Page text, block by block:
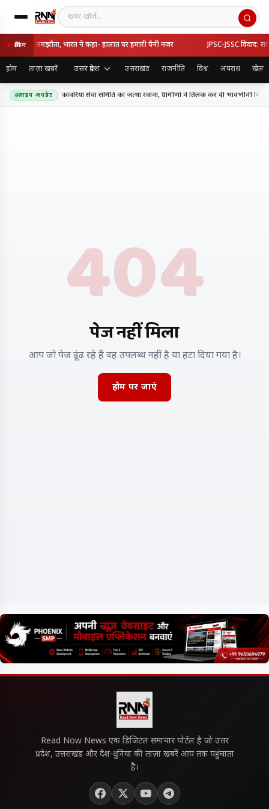
खबर खोजें
ब्रेकिंग
का रक्षा समझौता, भारत ने कहा- हालात पर हमारी पैनी नजर JPSC-JSSC विवाद:
होम ताज़ा खबरें उत्तर प्रदेश उत्तराखंड राजनीति विश्व अपराध खेल
लाइव अपडेट
के लिए शिव शक्ति कांवरिया सेवा समिति का जत्था रवाना, ग्रामीणों ने तिलक कर दी भावभीनी विदाई
404
पेज नहीं मिला
आप जो पेज ढूंढ रहे हैं वह उपलब्ध नहीं है या हटा दिया गया है।
होम पर जाएं
Read Now News एक डिजिटल समाचार पोर्टल है जो उत्तर
प्रदेश, उत्तराखंड और देश-दुनिया की ताज़ा खबरें आप तक पहुंचाता
है।